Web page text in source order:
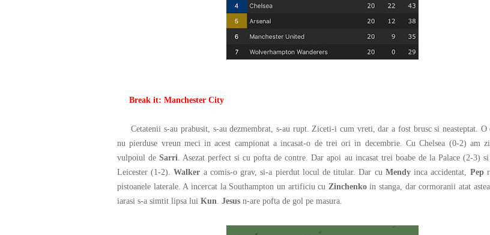
Break it: Manchester City
Cetatenii s-au prabusit, s-au dezmembrat, s-au rupt. Ziceti-i cum vreti, dar a fost brusc si neasteptat. O
nu pierduse vreun meci in acest campionat a incasat-o de trei ori in decembrie. Cu Chelsea (0-2) am
vulpoiul deSarri . Asezat perfect si cu pofta de contre. Dar apoi au incasat trei boabe de la Palace (2-3)
Leicester (1-2).Walker a comis-o grav, si-a pierdut locul de titular. Dar cu Mendyinca accidentat, Pep
pistoanele laterale. A incercat la Southampton un artificiu cu Zinchenkoin stanga, dar cormoranii atat
iarasi s-a simtit lipsa lui Kun Jesus n-are pofta de gol pe masura.